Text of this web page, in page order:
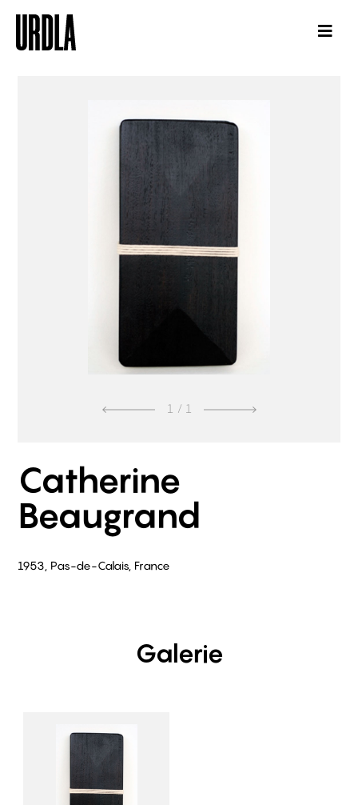
1 / 1
Catherine
Beaugrand
1953, Pas-de-Calais, France
Galerie